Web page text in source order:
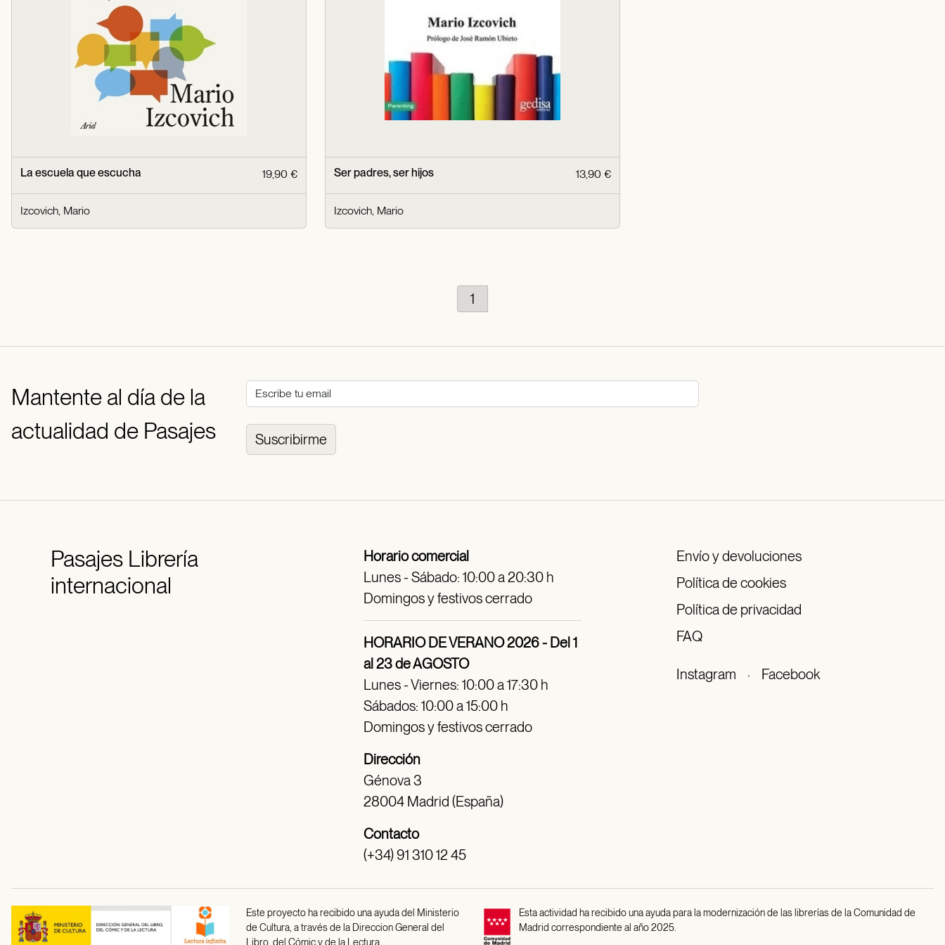
La escuela que escucha 19,90 €
Izcovich, Mario
Ser padres, ser hijos 13,90 €
Izcovich, Mario
1
Mantente al día de la
actualidad de Pasajes
Suscribirme
PasajesLibrería
internacional
Horario comercial
Lunes - Sábado: 10:00 a 20:30 h
Domingos y festivos cerrado
HORARIO DE VERANO 2026 - Del 1
al 23 de AGOSTO
Lunes - Viernes: 10:00 a 17:30 h
Sábados: 10:00 a 15:00 h
Domingos y festivos cerrado
Dirección
Génova 3
28004 Madrid (España)
Contacto
(+34) 91 310 12 45
Envío y devoluciones
Política de cookies
Política de privacidad
FAQ
Instagram · Facebook
Este proyecto ha recibido una ayuda del Ministerio
de Cultura, a través de la Direccion General del
Libro, del Cómic y de la Lectura.
Esta actividad ha recibido una ayuda para la modernización de las librerías de la Comunidad de
Madrid correspondiente al año 2025.